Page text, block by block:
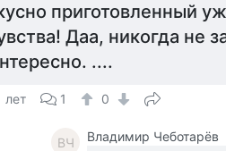
приготовленный
Даа, никогда не
....
лет 1 0
ВЧ Владимир Чеботарёв